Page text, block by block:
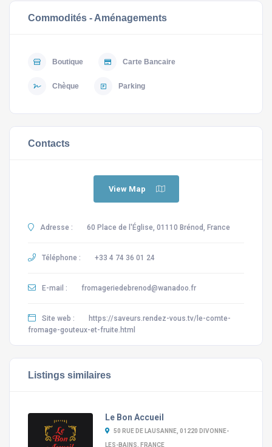
Commodités - Aménagements
Boutique Carte Bancaire
Chèque Parking
Contacts
View Map
Adresse : 60 Place de l'Église, 01110 Brénod, France
Téléphone : +33 4 74 36 01 24
E-mail : fromageriedebrenod@wanadoo.fr
Site web :
https://saveurs.rendez-vous.tv/le-comte-
fromage-gouteux-et-fruite.html
Listings similaires
Le Bon Accueil
50 RUE DE LAUSANNE, 01220 DIVONNE-
LES-BAINS, FRANCE